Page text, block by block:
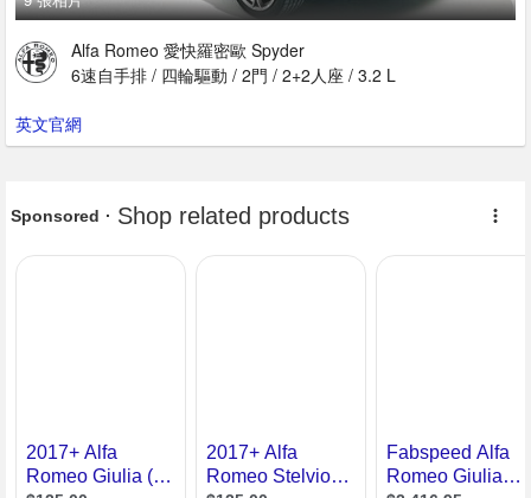
Alfa Romeo 愛快羅密歐 Spyder
6速自手排 / 四輪驅動 / 2門 / 2+2人座 / 3.2 L
英文官網